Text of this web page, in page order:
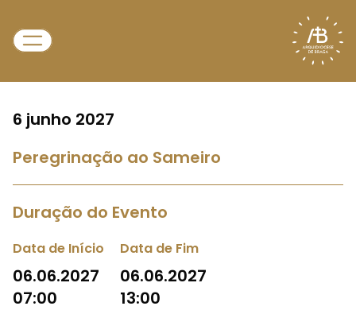
6 junho 2027
Peregrinação ao Sameiro
Duração do Evento
Data de Início
06.06.2027
07:00
Data de Fim
06.06.2027
13:00